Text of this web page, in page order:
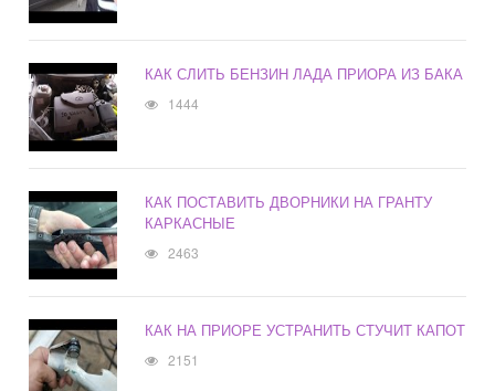
КАК СЛИТЬ БЕНЗИН ЛАДА ПРИОРА ИЗ БАКА
1444
КАК ПОСТАВИТЬ ДВОРНИКИ НА ГРАНТУ
КАРКАСНЫЕ
2463
КАК НА ПРИОРЕ УСТРАНИТЬ СТУЧИТ КАПОТ
2151